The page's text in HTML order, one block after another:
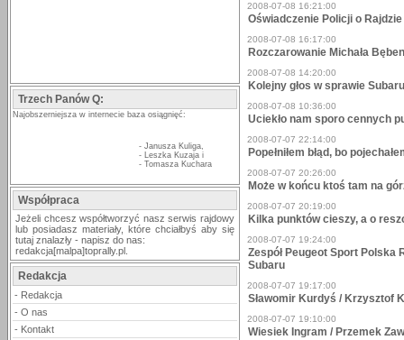
Trzech Panów Q:
Najobszerniejsza w internecie baza osiągnięć:
- Janusza Kuliga,
- Leszka Kuzaja i
- Tomasza Kuchara
Współpraca
Jeżeli chcesz współtworzyć nasz serwis rajdowy
lub posiadasz materiały, które chciałbyś aby się
tutaj znalazły - napisz do nas:
redakcja[malpa]toprally.pl.
Redakcja
- Redakcja
- O nas
- Kontakt
2008-07-08 16:21:00
Oświadczenie Policji o
2008-07-08 16:17:00
Rozczarowanie Michała
2008-07-08 14:20:00
Kolejny głos w sprawie
2008-07-08 10:36:00
Uciekło nam sporo cennych
2008-07-07 22:14:00
Popełniłem błąd, bo
2008-07-07 20:26:00
Może w końcu ktoś tam na
2008-07-07 20:19:00
Kilka punktów cieszy, a o
2008-07-07 19:24:00
Zespół Peugeot Sport Polska
Subaru
2008-07-07 19:17:00
Sławomir Kurdyś / Krzysztof
2008-07-07 19:10:00
Wiesiek Ingram / Przemek